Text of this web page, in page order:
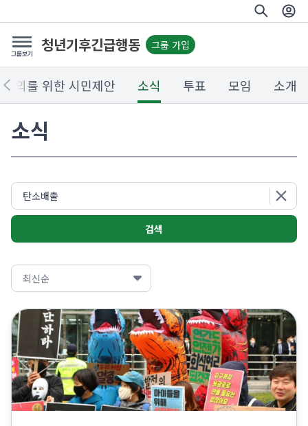
청년기후긴급행동 그룹 가입
의를 위한 시민제안 소식 투표 모임 소개
소식
검색